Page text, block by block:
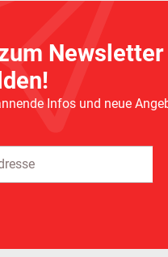
Newsletter
Infos und neue